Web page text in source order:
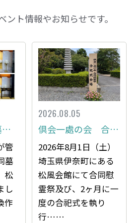
ント情報やお知らせです。
松風会館 合祀墓内胡蝶蘭を交換いたしました
管
墓
松
し
作
2026.08.05
倶会一處の会 合同慰霊祭・合祀式レポート
2026年8月1日（土）
埼玉県伊奈町にある
松風会館にて合同慰
霊祭及び、2ヶ月に一
度の合祀式を執り
行……